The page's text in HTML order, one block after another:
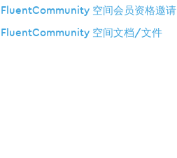
FluentCommunity 空间会员资格邀请
FluentCommunity 空间文档/文件